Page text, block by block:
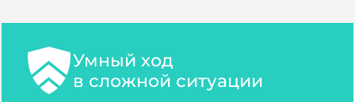
Умный ход
в сложной ситуации